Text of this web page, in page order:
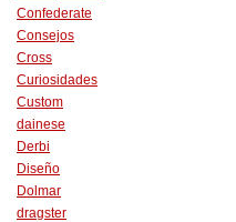
Confederate
Consejos
Cross
Curiosidades
Custom
dainese
Derbi
Diseño
Dolmar
dragster